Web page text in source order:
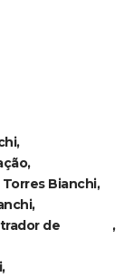
Bianchi
de